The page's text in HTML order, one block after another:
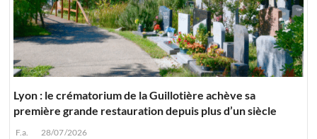
Lyon : le crématorium de la Guillotière achève sa
première grande restauration depuis plus d’un siècle
F.a. 28/07/2026